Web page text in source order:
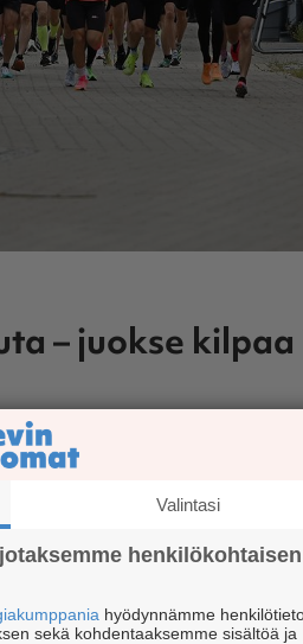
– juokse
, ei petä tä­nä­kään vuon­na:
luon­nos­sa muut­tuu elä­myk­sek­si.
viih­tyi­sät puit­teet myös ki­sa­päi­vän
Le­vin Hei­nä­ken­gät r.y.
Valintasi
henkilökohtaisen
hyödynnämme
sekä kohdentaaksemme sisältöä ja